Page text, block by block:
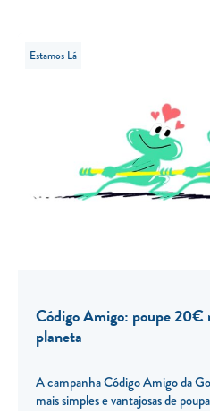
Estamos Lá
Código Amigo: poupe 20€
planeta
A campanha Código Amigo da
mais simples e vantajosas de